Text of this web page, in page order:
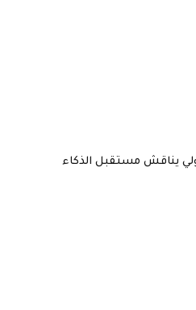
يناقش مستقبل الذكاء